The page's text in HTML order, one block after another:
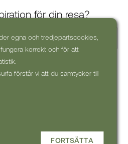
egna och tredjepartscookies,
korrekt och för att
förstår vi att du samtycker till
FORTSÄTTA
för din resa?
nyhetsbrev (kan alltid